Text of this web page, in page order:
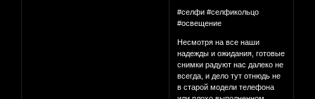
#селфи #селфикольцо
#освещение
Несмотря на все наши
надежды и ожидания, готовые
снимки радуют нас далеко не
всегда, и дело тут отнюдь не
в старой модели телефона